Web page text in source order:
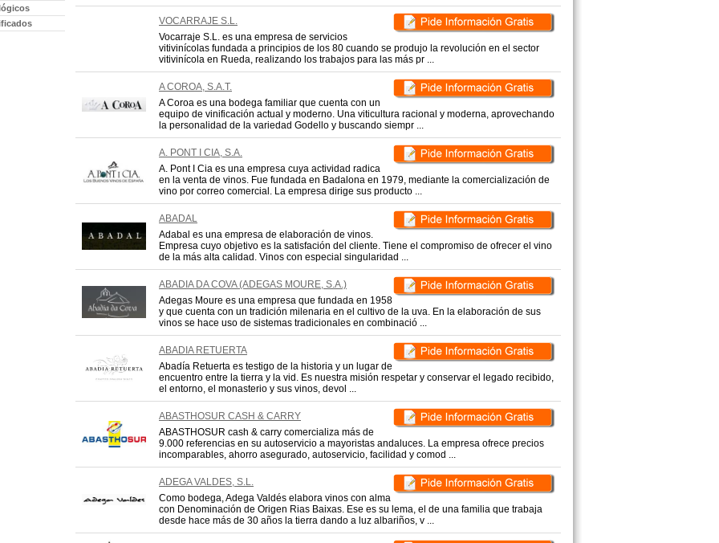
VOCARRAJE S.L.
Vocarraje S.L. es una empresa de servicios
vitivinícolas fundada a principios de los 80 cuando se produjo la revolución en el sector
vitivinícola en Rueda, realizando los trabajos para las más pr ...
A COROA, S.A.T.
A Coroa es una bodega familiar que cuenta con un
equipo de vinificación actual y moderno. Una viticultura racional y moderna, aprovechando
la personalidad de la variedad Godello y buscando siempr ...
A. PONT I CIA, S.A.
A. Pont I Cia es una empresa cuya actividad radica
en la venta de vinos. Fue fundada en Badalona en 1979, mediante la comercialización de
vino por correo comercial. La empresa dirige sus producto ...
ABADAL
Adabal es una empresa de elaboración de vinos.
Empresa cuyo objetivo es la satisfación del cliente. Tiene el compromiso de ofrecer el vino
de la más alta calidad. Vinos con especial singularidad ...
ABADIA DA COVA (ADEGAS MOURE, S.A.)
Adegas Moure es una empresa que fundada en 1958
y que cuenta con un tradición milenaria en el cultivo de la uva. En la elaboración de sus
vinos se hace uso de sistemas tradicionales en combinació ...
ABADIA RETUERTA
Abadía Retuerta es testigo de la historia y un lugar de
encuentro entre la tierra y la vid. Es nuestra misión respetar y conservar el legado recibido,
el entorno, el monasterio y sus vinos, devol ...
ABASTHOSUR CASH & CARRY
ABASTHOSUR cash & carry comercializa más de
9.000 referencias en su autoservicio a mayoristas andaluces. La empresa ofrece precios
incomparables, ahorro asegurado, autoservicio, facilidad y comod ...
ADEGA VALDES, S.L.
Como bodega, Adega Valdés elabora vinos con alma
con Denominación de Origen Rias Baixas. Ese es su lema, el de una familia que trabaja
desde hace más de 30 años la tierra dando a luz albariños, v ...